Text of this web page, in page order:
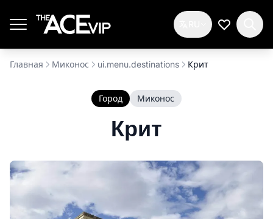
Мой
Главная Миконос ui.menu.destinations Крит
Город Миконос
Крит